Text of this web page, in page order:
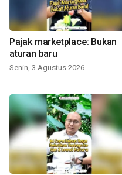
Pajak marketplace: Bukan
aturan baru
Senin, 3 Agustus 2026